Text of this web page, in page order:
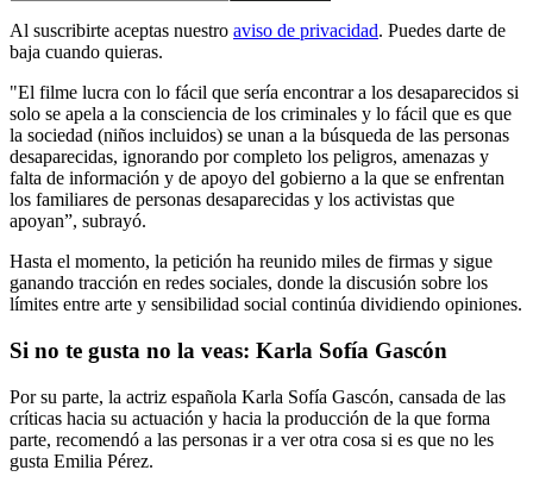
Al suscribirte aceptas nuestro aviso de privacidad. Puedes darte de
baja cuando quieras.
"El filme lucra con lo fácil que sería encontrar a los desaparecidos si
solo se apela a la consciencia de los criminales y lo fácil que es que
la sociedad (niños incluidos) se unan a la búsqueda de las personas
desaparecidas, ignorando por completo los peligros, amenazas y
falta de información y de apoyo del gobierno a la que se enfrentan
los familiares de personas desaparecidas y los activistas que
apoyan”, subrayó.
Hasta el momento, la petición ha reunido miles de firmas y sigue
ganando tracción en redes sociales, donde la discusión sobre los
límites entre arte y sensibilidad social continúa dividiendo opiniones.
Si no te gusta no la veas: Karla Sofía Gascón
Por su parte, la actriz española Karla Sofía Gascón, cansada de las
críticas hacia su actuación y hacia la producción de la que forma
parte, recomendó a las personas ir a ver otra cosa si es que no les
gusta Emilia Pérez.